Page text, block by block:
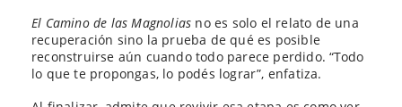
El Camino de las Magnolias no es solo el relato de una
recuperación sino la prueba de qué es posible
reconstruirse aún cuando todo parece perdido. “Todo
lo que te propongas, lo podés lograr”, enfatiza.